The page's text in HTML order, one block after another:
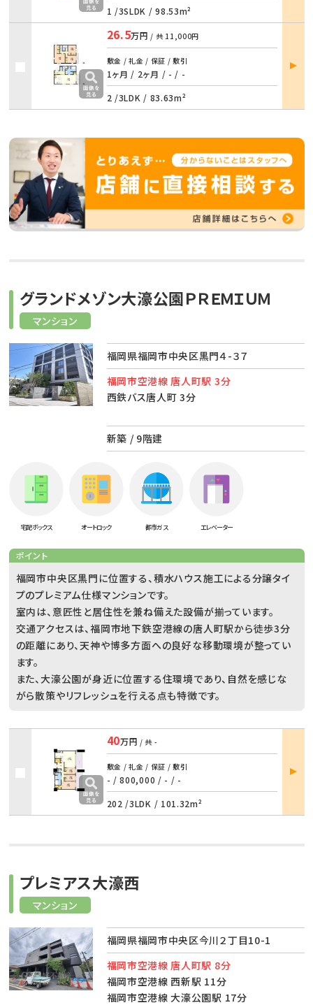
1 /3SLDK /98.53m²
26.5万円 / 共 11,000円
敷金 / 礼金 / 保証 / 敷引
1ヶ月 / 2ヶ月 / - / -
2 /3LDK / 83.63m²
部屋
詳細
マンション
グランドメゾン大濠公園ＰＲＥＭＩＵＭ
福岡県福岡市中央区黒門４-３７
福岡市空港線 唐人町駅 3分
西鉄バス唐人町 3分
新築 / 9階建
宅配ボックス オートロック 都市ガス エレベーター
ポイント
福岡市中央区黒門に位置する、積水ハウス施工による分譲タイ
プのプレミアム仕様マンションです。
室内は、意匠性と居住性を兼ね備えた設備が揃っています。
交通アクセスは、福岡市地下鉄空港線の唐人町駅から徒歩3分
の距離にあり、天神や博多方面への良好な移動環境が整ってい
ます。
また、大濠公園が身近に位置する住環境であり、自然を感じな
がら散策やリフレッシュを行える点も特徴です。
40万円 / 共 -
敷金 / 礼金 / 保証 / 敷引
- / 800,000 / - / -
202 /3LDK / 101.32m²
部屋
詳細
マンション
プレミアス大濠西
福岡県福岡市中央区今川２丁目10-1
福岡市空港線 唐人町駅 8分
福岡市空港線 西新駅 11分
福岡市空港線 大濠公園駅 17分